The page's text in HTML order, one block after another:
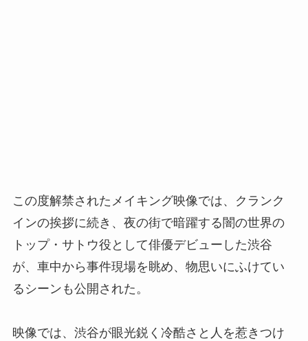
この度解禁されたメイキング映像では、クランク
インの挨拶に続き、夜の街で暗躍する闇の世界の
トップ・サトウ役として俳優デビューした渋谷
が、車中から事件現場を眺め、物思いにふけてい
るシーンも公開された。
映像では、渋谷が眼光鋭く冷酷さと人を惹きつけ